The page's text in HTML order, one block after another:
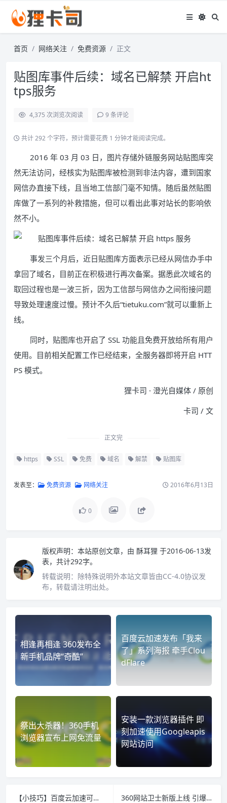
首页 网络关注 免费资源 正文
贴图库事件后续：域名已解禁 开启ht
tps服务
4,375 次浏览次阅读 9 条评论
共计 292 个字符，预计需要花费 1 分钟才能阅读完成。
2016 年 03 月 03 日，图片存储外链服务网站贴图库突
然无法访问，经核实为贴图库被检测到非法内容，遭到国家
网信办直接下线，且当地工信部门毫不知情。随后虽然贴图
库做了一系列的补救措施，但可以看出此事对站长的影响依
然不小。
事发三个月后，近日贴图库方面表示已经从网信办手中
拿回了域名，目前正在积极进行再次备案。据悉此次域名的
取回过程也是一波三折，因为工信部与网信办之间衔接问题
导致处理速度过慢。预计不久后“tietuku.com”就可以重新上
线。
同时，贴图库也开启了 SSL 功能且免费开放给所有用户
使用。目前相关配置工作已经结束，全服务器即将开启 HTT
PS 模式。
狸卡司 · 澄光自媒体 / 原创
卡司 / 文
正文完
https SSL 免费 域名 解禁 贴图库
发表至： 免费资源 网络关注 2016年6月13日
0
版权声明： 本站原创文章，由 酥耳狸 于2016-06-13发
表，共计292字。
转载说明： 除特殊说明外本站文章皆由CC-4.0协议发
布，转载请注明出处。
相逢再相逢 360发布全
新手机品牌“奇酷”
百度云加速发布「我来
了」系列海报 牵手Clou
dFlare
祭出大杀器！360手机
浏览器宣布上网免流量
安装一款浏览器插件 即
刻加速使用Googleapis
网站访问
【小技巧】百度云加速可缓存文件 求助可精准找客服
360网站卫士新版上线 引爆全民免费HTTPS时代